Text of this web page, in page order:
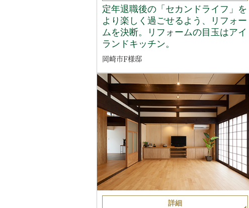
定年退職後の「セカンドライフ」を
より楽しく過ごせるよう、リフォー
ムを決断。リフォームの目玉はアイ
ランドキッチン。
岡崎市F様邸
詳細